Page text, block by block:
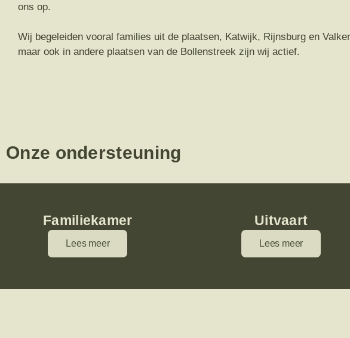
ons op.
Wij begeleiden vooral families uit de plaatsen, Katwijk, Rijnsburg en
maar ook in andere plaatsen van de Bollenstreek zijn wij actief.
Onze ondersteuning
Familiekamer
Lees meer
Uitvaart
Lees meer